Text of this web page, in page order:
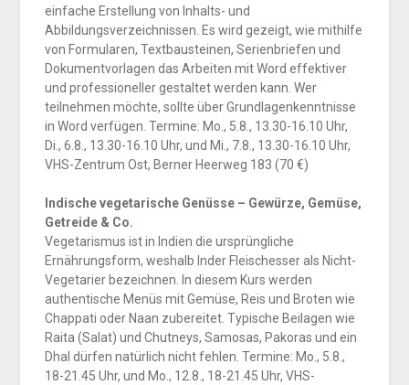
einfache Erstellung von Inhalts- und
Abbildungsverzeichnissen. Es wird gezeigt, wie mithilfe
von Formularen, Textbausteinen, Serienbriefen und
Dokumentvorlagen das Arbeiten mit Word effektiver
und professioneller gestaltet werden kann. Wer
teilnehmen möchte, sollte über Grundlagenkenntnisse
in Word verfügen. Termine: Mo., 5.8., 13.30-16.10 Uhr,
Di., 6.8., 13.30-16.10 Uhr, und Mi., 7.8., 13.30-16.10 Uhr,
VHS-Zentrum Ost, Berner Heerweg 183 (70 €)
Indische vegetarische Genüsse – Gewürze, Gemüse,
Getreide & Co.
Vegetarismus ist in Indien die ursprüngliche
Ernährungsform, weshalb Inder Fleischesser als Nicht-
Vegetarier bezeichnen. In diesem Kurs werden
authentische Menüs mit Gemüse, Reis und Broten wie
Chappati oder Naan zubereitet. Typische Beilagen wie
Raita (Salat) und Chutneys, Samosas, Pakoras und ein
Dhal dürfen natürlich nicht fehlen. Termine: Mo., 5.8.,
18-21.45 Uhr, und Mo., 12.8., 18-21.45 Uhr, VHS-